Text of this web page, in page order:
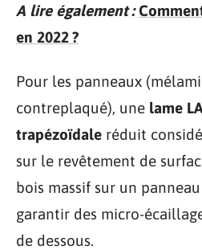
A lire également :
en 2022 ?
Pour les panneaux
contreplaqué), une lame
trapézoïdale réduit
sur le revêtement de
bois massif sur un
garantir des micro-
de dessous.